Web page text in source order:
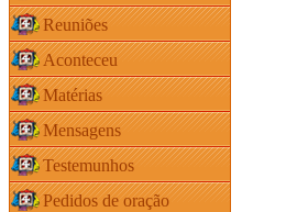
Reuniões
Aconteceu
Matérias
Mensagens
Testemunhos
Pedidos de oração